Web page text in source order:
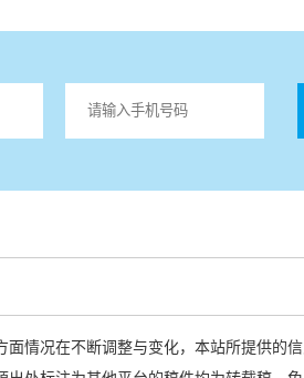
面情况在不断调整与变化，本站所提供的